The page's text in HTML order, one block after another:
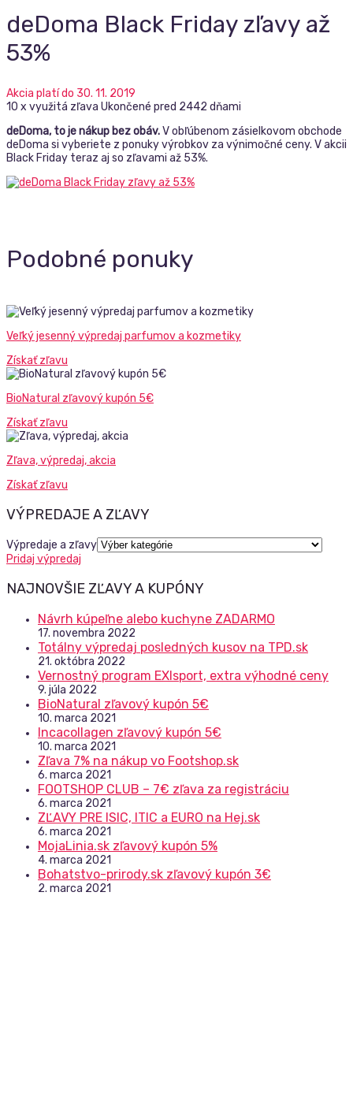
deDoma Black Friday zľavy až
53%
Akcia platí do 30. 11. 2019
10 x využitá zľava Ukončené pred 2442 dňami
deDoma, to je nákup bez obáv.V obľúbenom zásielkovom obchode
deDoma si vyberiete z ponuky výrobkov za výnimočné ceny. V akcii
Black Friday teraz aj so zľavami až 53%.
Podobné ponuky
Veľký jesenný výpredaj parfumov a kozmetiky
Získať zľavu
BioNatural zľavový kupón 5€
Získať zľavu
Zľava, výpredaj, akcia
Získať zľavu
VÝPREDAJE A ZĽAVY
Výpredaje a zľavy
Pridaj výpredaj
NAJNOVŠIE ZĽAVY A KUPÓNY
Návrh kúpeľne alebo kuchyne ZADARMO
17. novembra 2022
Totálny výpredaj posledných kusov na TPD.sk
21. októbra 2022
Vernostný program EXIsport, extra výhodné ceny
9. júla 2022
BioNatural zľavový kupón 5€
10. marca 2021
Incacollagen zľavový kupón 5€
10. marca 2021
Zľava 7% na nákup vo Footshop.sk
6. marca 2021
FOOTSHOP CLUB – 7€ zľava za registráciu
6. marca 2021
ZĽAVY PRE ISIC, ITIC a EURO na Hej.sk
6. marca 2021
MojaLinia.sk zľavový kupón 5%
4. marca 2021
Bohatstvo-prirody.sk zľavový kupón 3€
2. marca 2021